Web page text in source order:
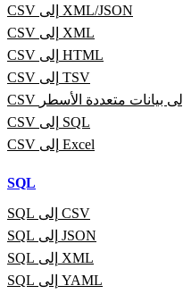
CSV إلى XML/JSON
CSV إلى XML
CSV إلى HTML
CSV إلى TSV
CSV إلى بيانات متعددة الأسطر
CSV إلى SQL
CSV إلى Excel
SQL
SQL إلى CSV
SQL إلى JSON
SQL إلى XML
SQL إلى YAML